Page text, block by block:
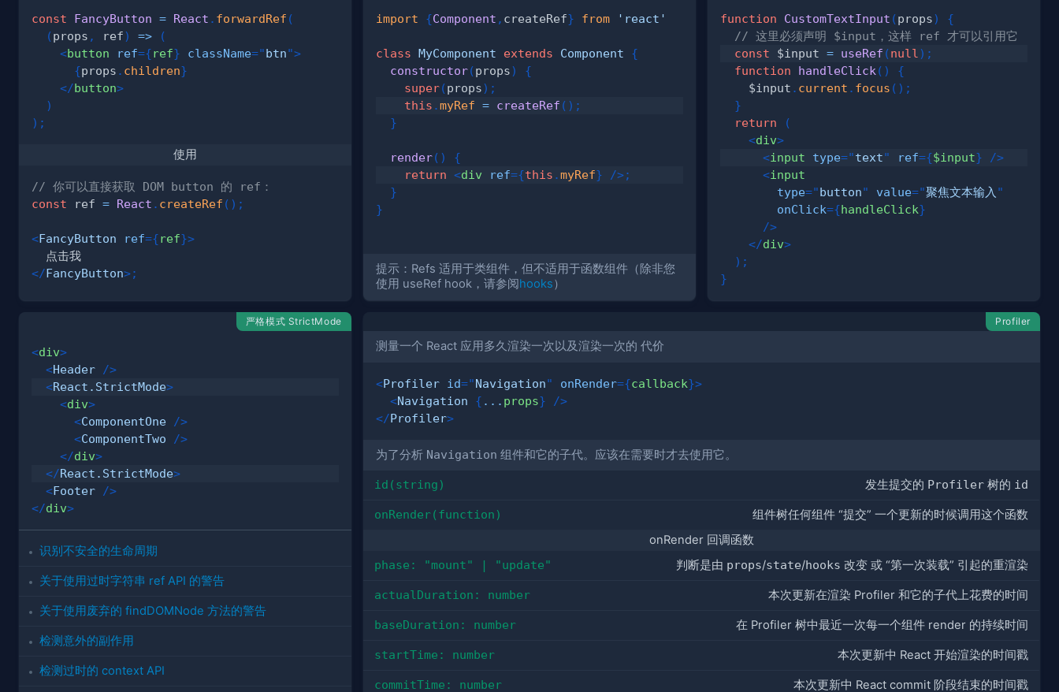
const FancyButton = React . forwardRef (
(props , ref) =>
(
<button ref={ref} className="btn">
{props . children}
</button>
)
) ;
使用
// 你可以直接获取 DOM button 的 ref：
const ref = React . createRef ( ) ;
<FancyButton ref={ref}>
</FancyButton>;
import {Component , createRef} from 'react'
class MyComponent extends Component
{
constructor(props)
{
super(props) ;
this .myRef = createRef ( ) ;
}
render( )
{
return <div ref={this .myRef} />;
}
}
提示：Refs 适用于类组件，但不适用于函数组件（除非您
使用 useRef hook，请参阅hooks）
function CustomTextInput (props)
{
// 这里必须声明 $input，这样 ref 才可以引用它
const $input = useRef (null ) ;
function
handleClick ( )
{
    $input
. current . focus ( ) ;
}
return
(
<div>
<input type="text" ref={$input}
/>
<input
type="button" value="聚焦文本输入 "
onClick={handleClick}
/>
</div>
) ;
}
严格模式 StrictMode
<div>
<Header
/>
<React.StrictMode>
<div>
<ComponentOne
/>
<ComponentTwo
/>
</div>
</React.StrictMode>
<Footer
/>
</div>
识别不安全的生命周期
关于使用过时字符串 ref API 的警告
关于使用废弃的 findDOMNode 方法的警告
检测意外的副作用
检测过时的 context API
Profiler
测量一个 React 应用多久渲染一次以及渲染一次的代价
<Profiler id="Navigation" onRender={callback}>
<Navigation { ... props}
/>
</Profiler>
为了分析 Navigation 组件和它的子代。应该在需要时才去使用它。
id(string) 发生提交的 Profiler 树的 id
onRender(function)
组件树任何组件 “提交” 一个更新的时候调用这个函数
onRender 回调函数
phase: "mount" | "update" 判断是由 props/state/hooks 改变 或 “第一次装载” 引起的重渲染
actualDuration: number 本次更新在渲染 Profiler 和它的子代上花费的时间
baseDuration: number 在 Profiler 树中最近一次每一个组件 render 的持续时间
startTime: number 本次更新中 React 开始渲染的时间戳
commitTime: number 本次更新中 React commit 阶段结束的时间戳